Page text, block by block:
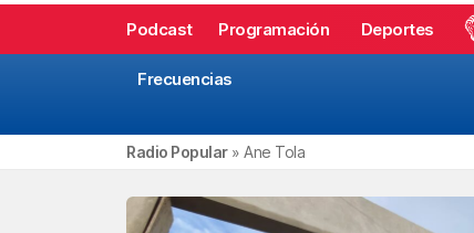
Podcast Programación Deportes
Frecuencias
Radio Popular» Ane Tola